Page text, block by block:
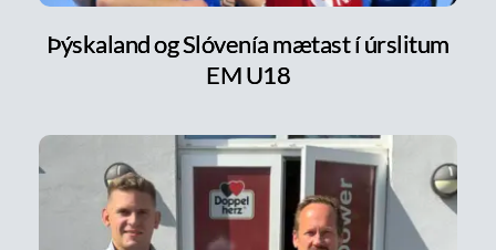
Þýskaland og Slóvenía mætast í úrslitum
EM U18